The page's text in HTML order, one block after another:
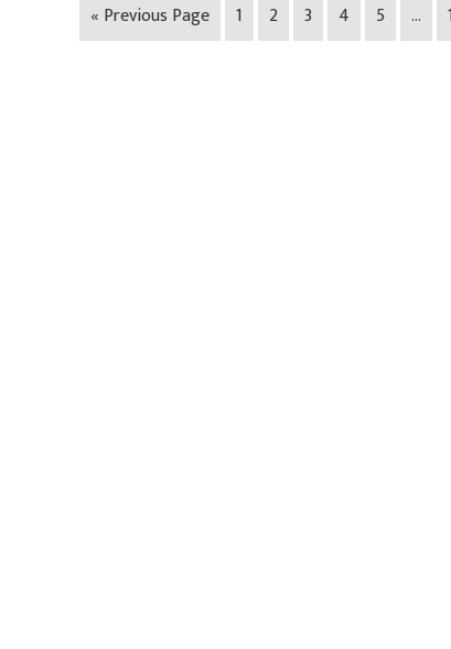
« Previous Page 1 2 3 4 5 …